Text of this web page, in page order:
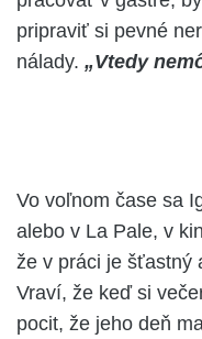
pripraviť si pevné
nálady. „Vtedy
Vo voľnom čase sa
alebo v La Pale, v
že v práci je šťastný
Vraví, že keď si
pocit, že jeho deň